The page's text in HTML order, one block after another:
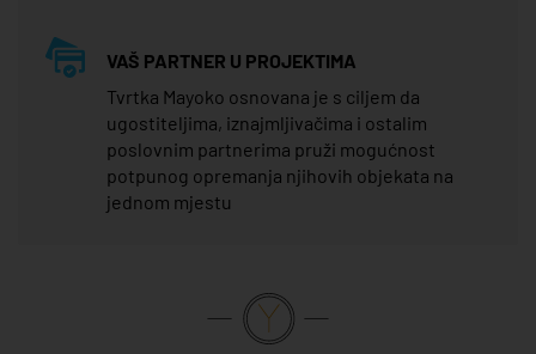
VAŠ PARTNER U PROJEKTIMA
Tvrtka Mayoko osnovana je s ciljem da
ugostiteljima, iznajmljivačima i ostalim
poslovnim partnerima pruži mogućnost
potpunog opremanja njihovih objekata na
jednom mjestu